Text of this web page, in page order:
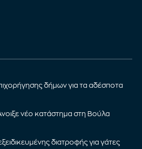
δήμων για τα αδέσποτα
νέο κατάστημα στη Βούλα
διατροφής για γάτες